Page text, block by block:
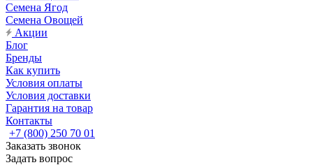
Семена Ягод
Семена Овощей
Акции
Блог
Бренды
Как купить
Условия оплаты
Условия доставки
Гарантия на товар
Контакты
+7 (800) 250 70 01
Заказать звонок
Задать вопрос